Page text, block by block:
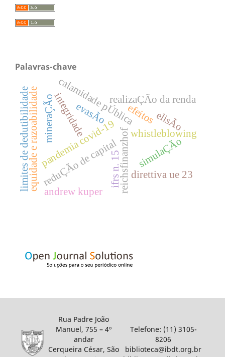
Palavras-chave
reichsfinanzhof whistleblowing
calamidade pÚblica
pandemia covid-19
equidade e razoabilidade realizaÇÃo da renda
reduÇÃo de capital
elisÃo
direttiva ue 23
limites de dedutibilidade integridade
mineraÇÃo
ifrs n. 15
andrew kuper
simulaÇÃo
evasÃo efeitos
Rua Padre João
Manuel, 755 – 4º
andar
Cerqueira César, São
Telefone: (11) 3105-
8206
biblioteca@ibdt.org.br